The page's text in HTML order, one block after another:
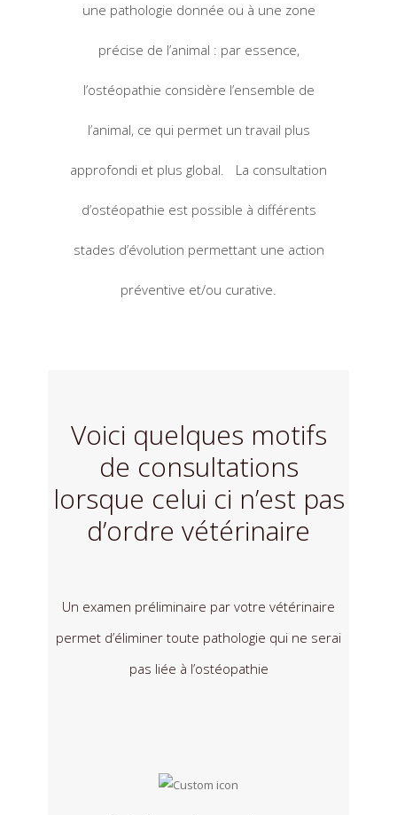
une pathologie donnée ou à une zone
précise de l’animal : par essence,
l’ostéopathie considère l’ensemble de
l’animal, ce qui permet un travail plus
approfondi et plus global. La consultation
d’ostéopathie est possible à différents
stades d’évolution permettant une action
préventive et/ou curative.
Voici quelques motifs
de consultations
lorsque celui ci n’est pas
d’ordre vétérinaire
Un examen préliminaire par votre vétérinaire
permet d’éliminer toute pathologie qui ne serai
pas liée à l’ostéopathie